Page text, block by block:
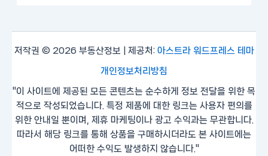
저작권 © 2026 부동산정보 | 제공처: 아스트라 워드프레스 테마
개인정보처리방침
"이 사이트에 제공된 모든 콘텐츠는 순수하게 정보 전달을 위한 목
적으로 작성되었습니다. 특정 제품에 대한 링크는 사용자 편의를
위한 안내일 뿐이며, 제휴 마케팅이나 광고 수익과는 무관합니다.
따라서 해당 링크를 통해 상품을 구매하시더라도 본 사이트에는
어떠한 수익도 발생하지 않습니다."